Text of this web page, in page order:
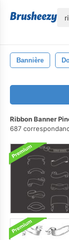
Bannière
Ribbon Banner
687